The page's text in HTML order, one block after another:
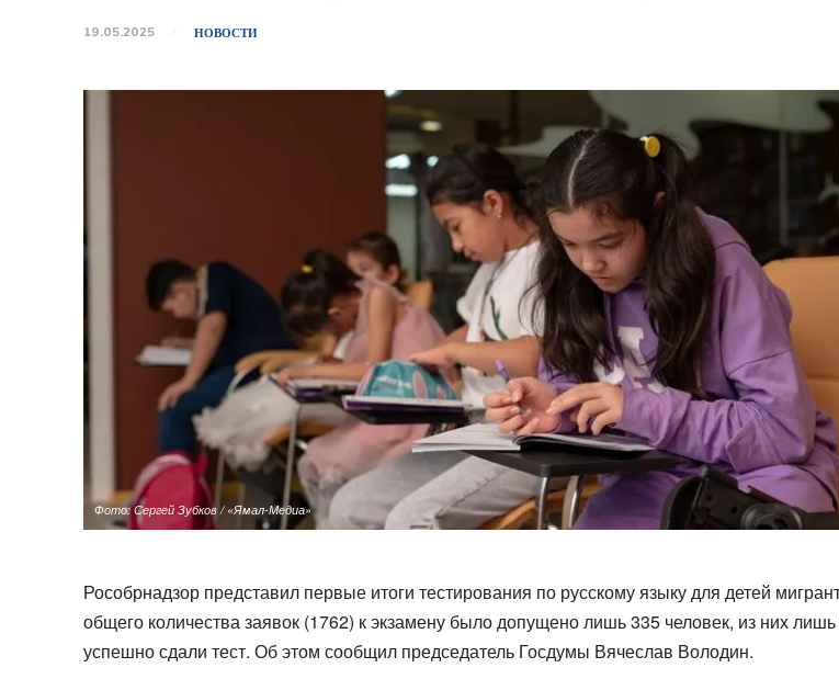
19.05.2025 НОВОСТИ
Фото: Сергей Зубков / «Ямал-Медиа»
Рособрнадзор представил первые итоги тестирования по русскому языку для детей
общего количества заявок (1762) к экзамену было допущено лишь 335 человек, из них
успешно сдали тест. Об этом сообщил председатель Госдумы Вячеслав Володин.